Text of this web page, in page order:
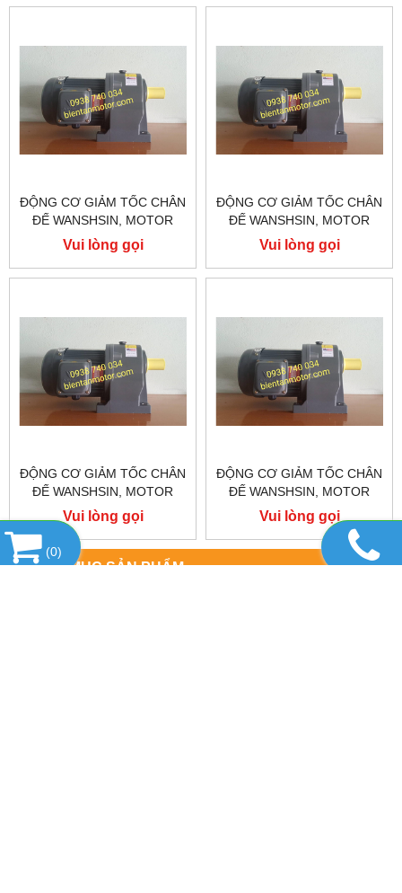
DANH MỤC SẢN PHẨM
ĐỘNG CƠ GIẢM TỐC CHÂN
ĐẾ WANSHSIN, MOTOR
GIẢM TỐC WANSHSIN
200W GH22-200-15S
Vui lòng gọi
ĐỘNG CƠ GIẢM TỐC CHÂN
ĐẾ WANSHSIN, MOTOR
GIẢM TỐC WANSHSIN
200W GH18-200-20S
Vui lòng gọi
ĐỘNG CƠ GIẢM TỐC CHÂN
ĐẾ WANSHSIN, MOTOR
GIẢM TỐC WANSHSIN
200W GH18-200-15S
Vui lòng gọi
ĐỘNG CƠ GIẢM TỐC CHÂN
ĐẾ WANSHSIN, MOTOR
GIẢM TỐC WANSHSIN
200W GH18-200-10S
Vui lòng gọi
(0)